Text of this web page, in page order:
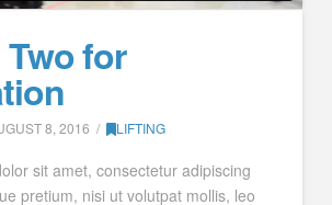
for
8, 2016 LIFTING
sit amet, consectetur adipiscing
pretium, nisi ut volutpat mollis, leo